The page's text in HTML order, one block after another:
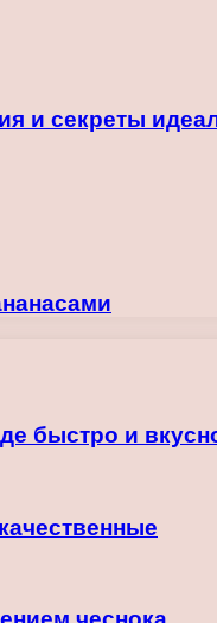
и секреты
быстро и